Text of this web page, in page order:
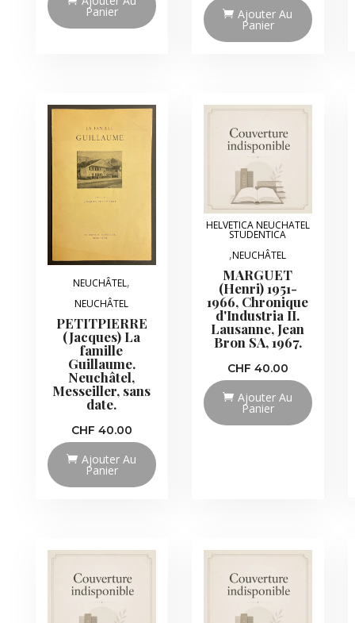
Panier Ajouter Au
Panier
NEUCHÂTEL,
NEUCHÂTEL
PETITPIERRE
(Jacques) La
famille
Guillaume.
Neuchâtel,
Messeiller, sans
date.
CHF 40.00
Ajouter Au
Panier
HELVETICA NEUCHATEL
STUDENTICA
,NEUCHÂTEL
MARGUET
(Henri) 1951-
1966, Chronique
d'Industria II.
Lausanne, Jean
Bron SA, 1967.
CHF 40.00
Ajouter Au
Panier